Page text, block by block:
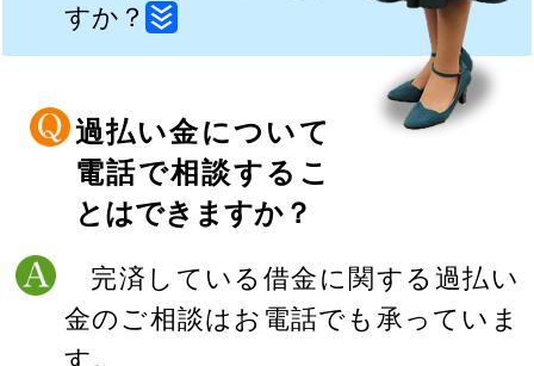
すか？
過払い金について
電話で相談するこ
とはできますか？
完済している借金に関する過払い
金のご相談はお電話でも承っていま
す。